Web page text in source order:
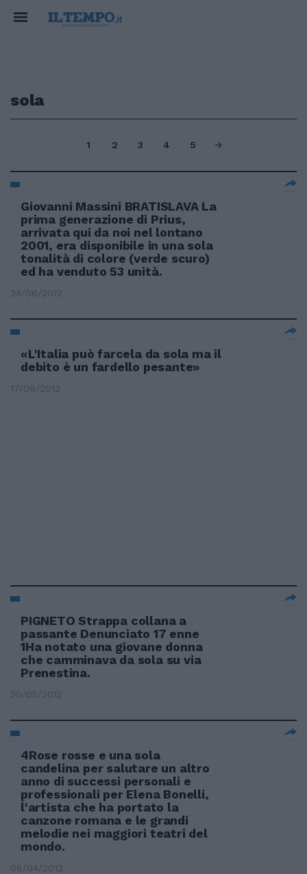
sola
1 2 3 4 5
Giovanni Massini BRATISLAVA La
prima generazione di Prius,
arrivata qui da noi nel lontano
2001, era disponibile in una sola
tonalità di colore (verde scuro)
ed ha venduto 53 unità.
24/06/2012
«L'Italia può farcela da sola ma il
debito è un fardello pesante»
17/06/2012
PIGNETO Strappa collana a
passante Denunciato 17 enne
1Ha notato una giovane donna
che camminava da sola su via
Prenestina.
20/05/2012
4Rose rosse e una sola
candelina per salutare un altro
anno di successi personali e
professionali per Elena Bonelli,
l'artista che ha portato la
canzone romana e le grandi
melodie nei maggiori teatri del
mondo.
08/04/2012